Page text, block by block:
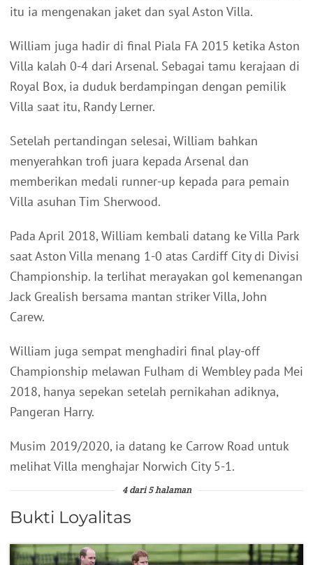
itu ia mengenakan jaket dan syal Aston Villa.
William juga hadir di final Piala FA 2015 ketika Aston
Villa kalah 0-4 dari Arsenal. Sebagai tamu kerajaan di
Royal Box, ia duduk berdampingan dengan pemilik
Villa saat itu, Randy Lerner.
Setelah pertandingan selesai, William bahkan
menyerahkan trofi juara kepada Arsenal dan
memberikan medali runner-up kepada para pemain
Villa asuhan Tim Sherwood.
Pada April 2018, William kembali datang ke Villa Park
saat Aston Villa menang 1-0 atas Cardiff City di Divisi
Championship. Ia terlihat merayakan gol kemenangan
Jack Grealish bersama mantan striker Villa, John
Carew.
William juga sempat menghadiri final play-off
Championship melawan Fulham di Wembley pada Mei
2018, hanya sepekan setelah pernikahan adiknya,
Pangeran Harry.
Musim 2019/2020, ia datang ke Carrow Road untuk
melihat Villa menghajar Norwich City 5-1.
4 dari 5 halaman
Bukti Loyalitas